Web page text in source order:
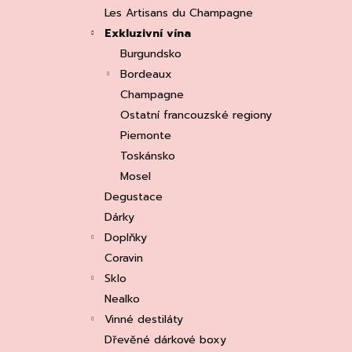
Les Artisans du Champagne
Exkluzivní vína
Burgundsko
Bordeaux
Champagne
Ostatní francouzské regiony
Piemonte
Toskánsko
Mosel
Degustace
Dárky
Doplňky
Coravin
Sklo
Nealko
Vinné destiláty
Dřevěné dárkové boxy
ASOLO PROSECCO SUPERIORE DOCG
BRUT, MARTIGNAGO
253 Kč
Původně: 335 Kč